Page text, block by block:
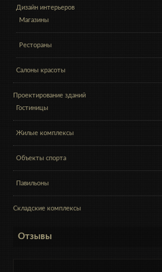
Дизайн интерьеров
Магазины
Рестораны
Салоны красоты
Проектирование зданий
Гостиницы
Жилые комплексы
Объекты спорта
Павильоны
Складские комплексы
Отзывы